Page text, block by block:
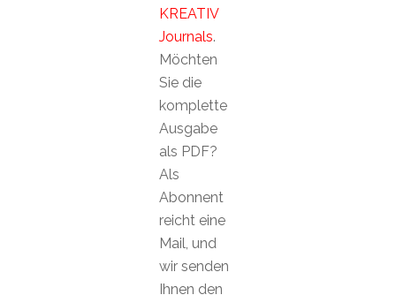
KREATIV
Journals.
Möchten
Sie die
komplette
Ausgabe
als PDF?
Als
Abonnent
reicht eine
Mail, und
wir senden
Ihnen den